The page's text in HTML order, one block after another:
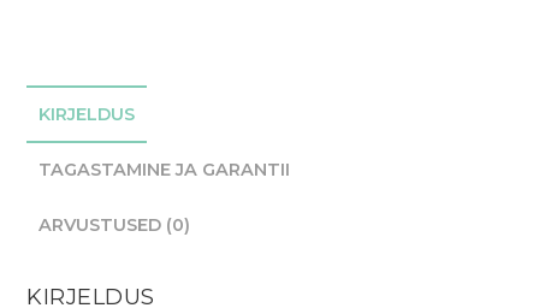
KIRJELDUS
TAGASTAMINE JA GARANTII
ARVUSTUSED (0)
KIRJELDUS